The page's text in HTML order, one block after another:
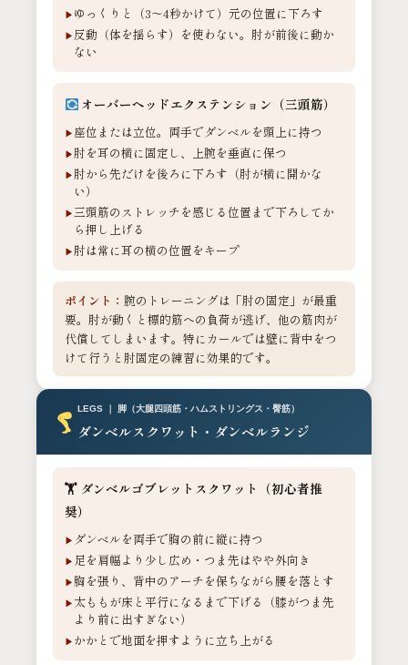
ゆっくりと（3〜4秒かけて）元の位置に下ろす
反動（体を揺らす）を使わない。肘が前後に動か
ない
オーバーヘッドエクステンション（三頭筋）
座位または立位。両手でダンベルを頭上に持つ
肘を耳の横に固定し、上腕を垂直に保つ
肘から先だけを後ろに下ろす（肘が横に開かな
い）
三頭筋のストレッチを感じる位置まで下ろしてか
ら押し上げる
肘は常に耳の横の位置をキープ
ポイント： 腕のトレーニングは「肘の固定」が最重
要。肘が動くと標的筋への負荷が逃げ、他の筋肉が
代償してしまいます。特にカールでは壁に背中をつ
けて行うと肘固定の練習に効果的です。
LEGS ｜ 脚（大腿四頭筋・ハムストリングス・臀筋）
ダンベルスクワット・ダンベルランジ
🏋️ ダンベルゴブレットスクワット（初心者推
奨）
ダンベルを両手で胸の前に縦に持つ
足を肩幅より少し広め・つま先はやや外向き
胸を張り、背中のアーチを保ちながら腰を落とす
太ももが床と平行になるまで下げる（膝がつま先
より前に出すぎない）
かかとで地面を押すように立ち上がる